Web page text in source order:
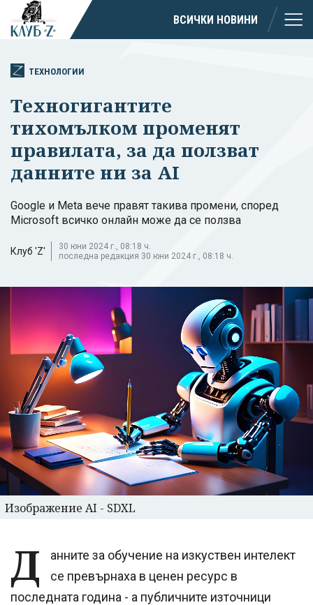
ВСИЧКИ НОВИНИ
ТЕХНОЛОГИИ
Техногигантите
тихомълком променят
правилата, за да ползват
данните ни за AI
Google и Meta вече правят такива промени, според
Microsoft всичко онлайн може да се ползва
Клуб 'Z'
30 юни 2024 г., 08:18 ч.
последна редакция 30 юни 2024 г., 08:18 ч.
Изображение AI - SDXL
Д
анните за обучение на изкуствен интелект
се превърнаха в ценен ресурс в
последната година - а публичните източници